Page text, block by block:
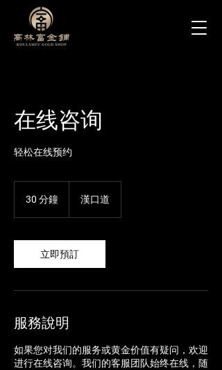
在线咨询
轻松在线预约
30 分鐘
鐘
漢口道
立即預訂
服務說明
如果您对我们的服务或黄金价值有疑问，欢迎
进行在线咨询。我们的客服团队始终在线，随